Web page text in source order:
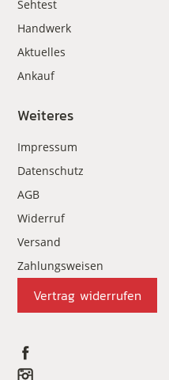
Sehtest
Handwerk
Aktuelles
Ankauf
Weiteres
Impressum
Datenschutz
AGB
Widerruf
Versand
Zahlungsweisen
Vertrag widerrufen